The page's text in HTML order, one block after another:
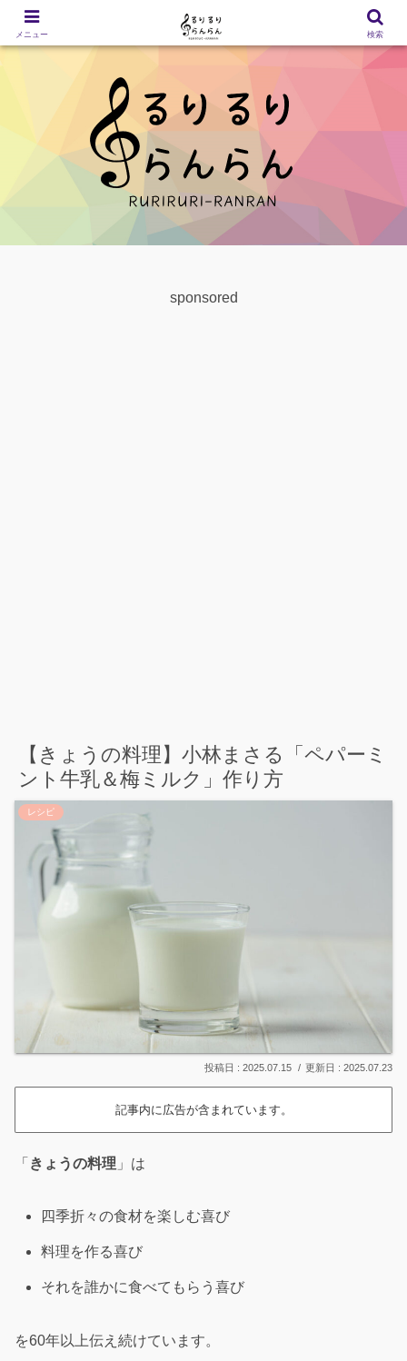
sponsored
【きょうの料理】小林まさる「ペパーミ
ント牛乳＆梅ミルク」作り方
レシピ
2025.07.15 2025.07.23
記事内に広告が含まれています。
「 きょうの料理 」は
四季折々の食材を楽しむ喜び
料理を作る喜び
それを誰かに食べてもらう喜び
を60年以上伝え続けています。
メニュー 検索